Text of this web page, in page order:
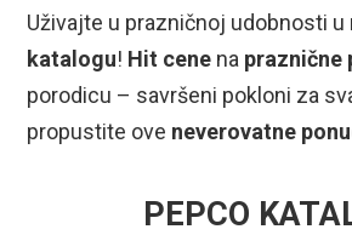
Uživajte u prazničnoj udobnosti u
katalogu! Hit cene na praznične
porodicu – savršeni pokloni za
propustite ove neverovatne
PEPCO